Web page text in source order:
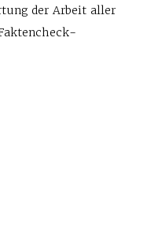
der Arbeit aller